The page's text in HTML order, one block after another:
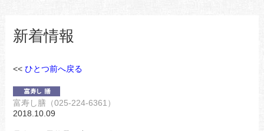
新着情報
<< ひとつ前へ戻る
富寿し膳（025-224-6361）
2018.10.09